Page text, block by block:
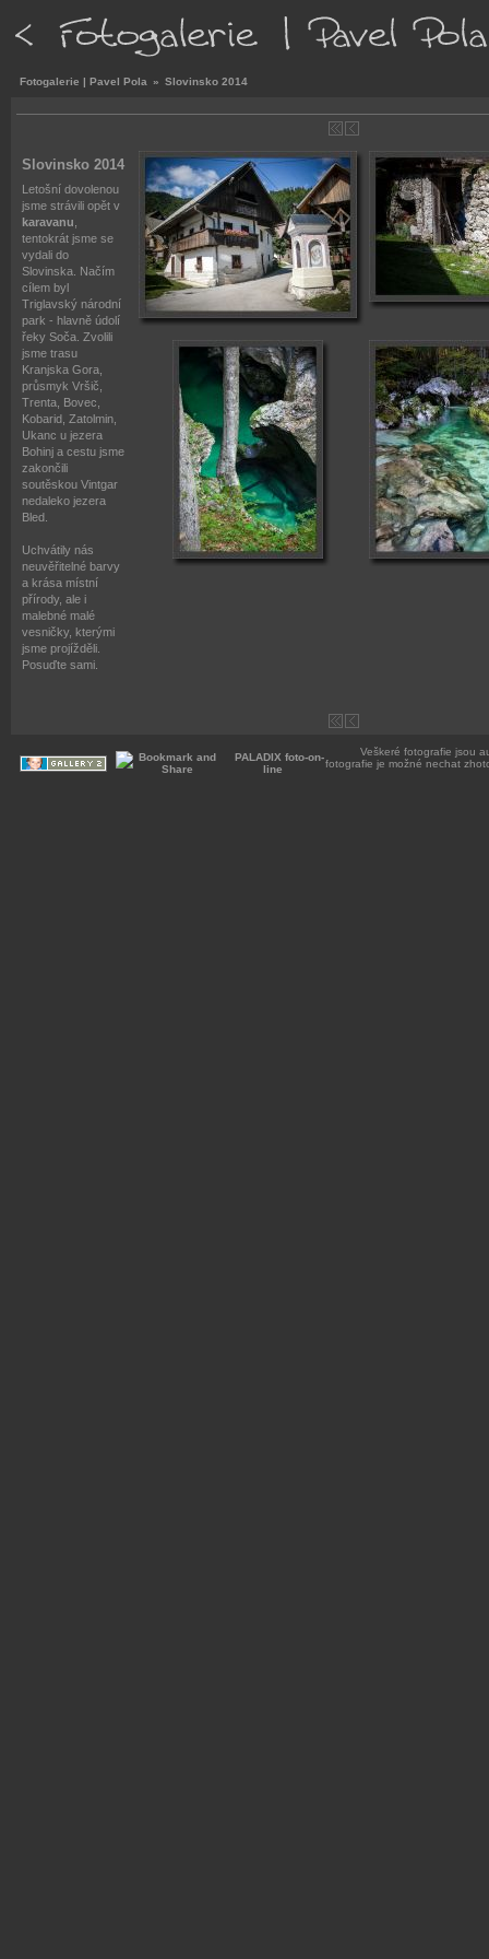
Fotogalerie | Pavel Pola » Slovinsko 2014
Slovinsko 2014
Letošní dovolenou
jsme strávili opět v
karavanu
tentokrát jsme se
vydali do
Slovinska. Načím
cílem byl
Triglavský národní
park - hlavně údolí
řeky Soča. Zvolili
jsme trasu
Kranjska Gora,
průsmyk Vršič,
Trenta, Bovec,
Kobarid, Zatolmin,
Ukanc u jezera
Bohinj a cestu jsme
zakončili
soutěskou Vintgar
nedaleko jezera
Bled.
Uchvátily nás
neuvěřitelné barvy
a krása místní
přírody, ale i
malebné malé
vesničky, kterými
jsme projížděli.
Posuďte sami.
PALADIX foto-on-
line
Veškeré fotografie jsou
fotografie je možné nechat